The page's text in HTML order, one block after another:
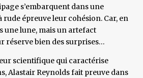
s’embarquent dans une
épreuve leur cohésion. Car, en
une lune, mais un artefact
réserve bien des surprises…
scientifique qui caractérise
Alastair Reynolds fait preuve dans